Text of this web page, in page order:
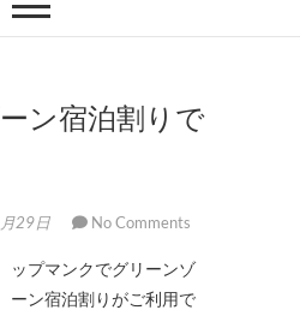
ン宿泊割りで
29日 No Comments
ーン宿泊割りがご利用で